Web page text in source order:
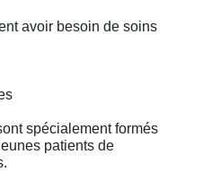
avoir besoin de soins
spécialement formés
patients de